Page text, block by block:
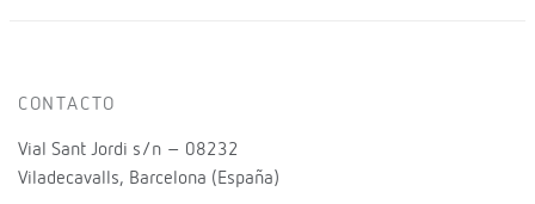
CONTACTO
Vial Sant Jordi s/n – 08232
Viladecavalls, Barcelona (España)